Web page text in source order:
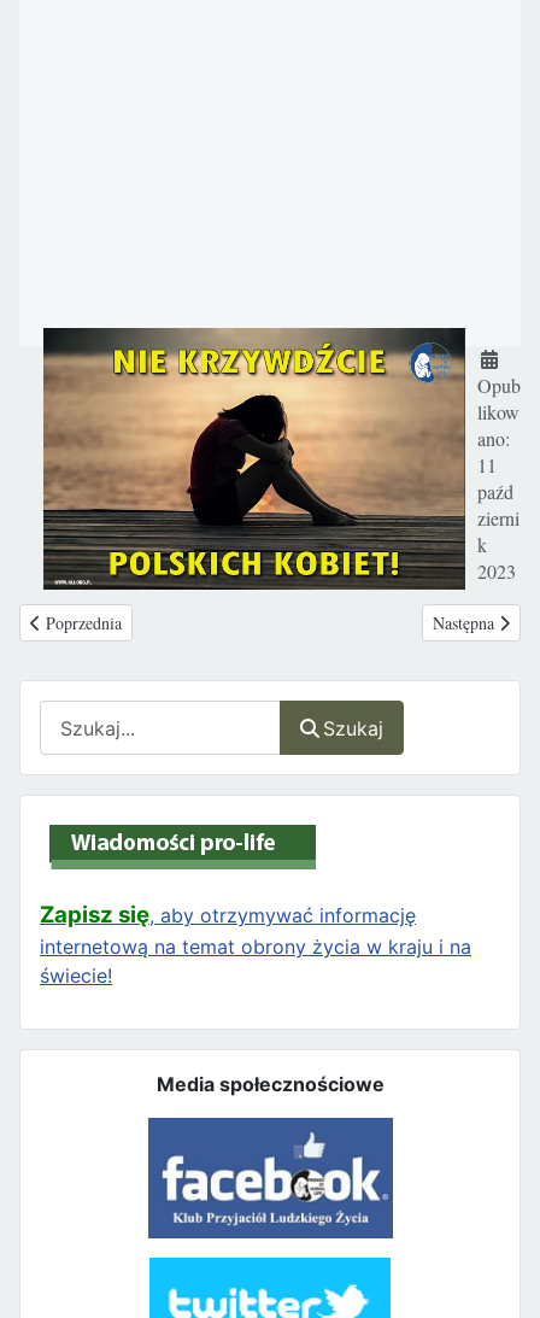
Szukaj
Zapisz się, aby otrzymywać informację
internetową na temat obrony życia w kraju i na
świecie!
Media społecznościowe
Opub
likow
ano:
11
paźd
zierni
k
2023
Poprzednia strona: „Komunia czy racja? Małżeńska komunikacja” –
Poprzednia Następna
Następna